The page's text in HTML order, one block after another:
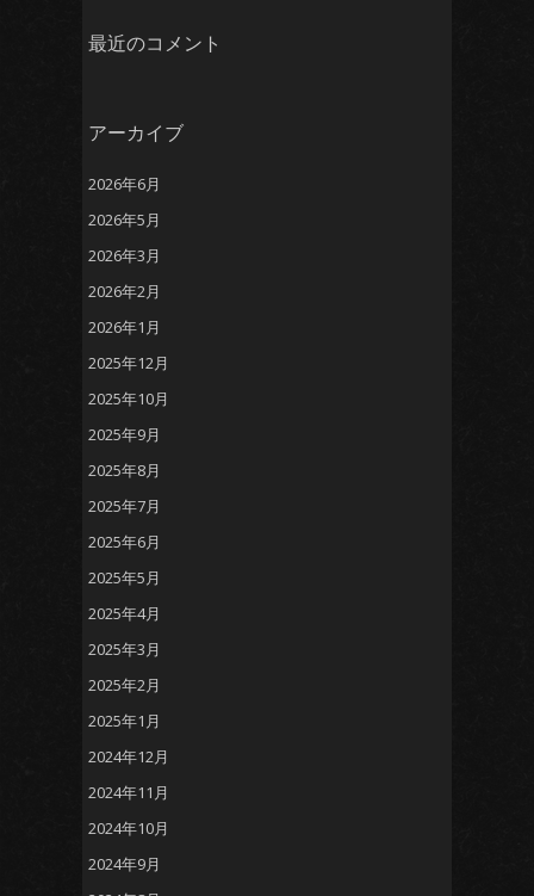
最近のコメント
アーカイブ
2026年6月
2026年5月
2026年3月
2026年2月
2026年1月
2025年12月
2025年10月
2025年9月
2025年8月
2025年7月
2025年6月
2025年5月
2025年4月
2025年3月
2025年2月
2025年1月
2024年12月
2024年11月
2024年10月
2024年9月